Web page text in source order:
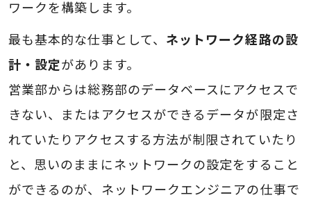
ワークを構築します。
最も基本的な仕事として、 ネットワーク経路の設
計・設定があります。
営業部からは総務部のデータベースにアクセスで
きない、またはアクセスができるデータが限定さ
れていたりアクセスする方法が制限されていたり
と、思いのままにネットワークの設定をすること
ができるのが、ネットワークエンジニアの仕事で